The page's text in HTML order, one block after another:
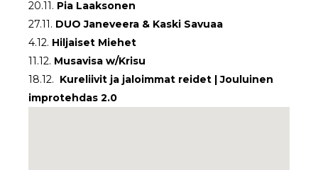
20.11. Pia Laaksonen
27.11. DUOJaneveera & Kaski Savuaa
4.12. Hiljaiset Miehet
11.12. Musavisa w/Krisu
18.12. Kureliivit ja jaloimmat reidet | Jouluinen
improtehdas 2.0